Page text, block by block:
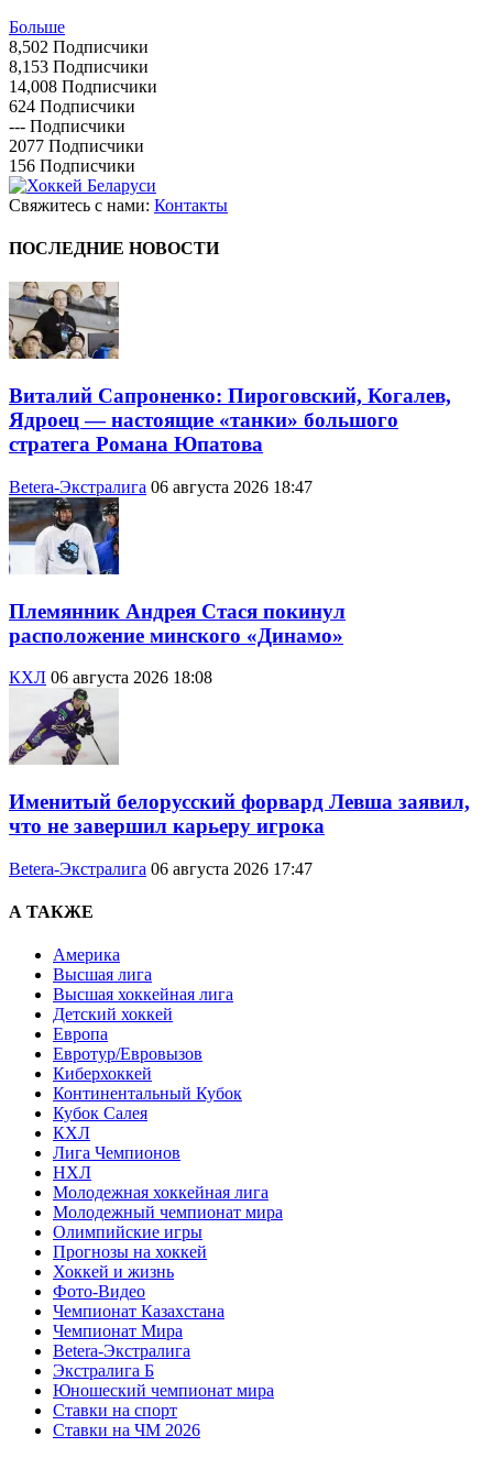
Больше
8,502 Подписчики
8,153 Подписчики
14,008 Подписчики
624 Подписчики
--- Подписчики
2077 Подписчики
156 Подписчики
Свяжитесь с нами: Контакты
ПОСЛЕДНИЕ НОВОСТИ
Виталий Сапроненко: Пироговский, Когалев,
Ядроец — настоящие «танки» большого
стратега Романа Юпатова
Betera-Экстралига 06 августа 2026 18:47
Племянник Андрея Стася покинул
расположение минского «Динамо»
КХЛ 06 августа 2026 18:08
Именитый белорусский форвард Левша заявил,
что не завершил карьеру игрока
Betera-Экстралига 06 августа 2026 17:47
А ТАКЖЕ
Америка
Высшая лига
Высшая хоккейная лига
Детский хоккей
Европа
Евротур/Евровызов
Киберхоккей
Континентальный Кубок
Кубок Салея
КХЛ
Лига Чемпионов
НХЛ
Молодежная хоккейная лига
Молодежный чемпионат мира
Олимпийские игры
Прогнозы на хоккей
Хоккей и жизнь
Фото-Видео
Чемпионат Казахстана
Чемпионат Мира
Betera-Экстралига
Экстралига Б
Юношеский чемпионат мира
Ставки на спорт
Ставки на ЧМ 2026